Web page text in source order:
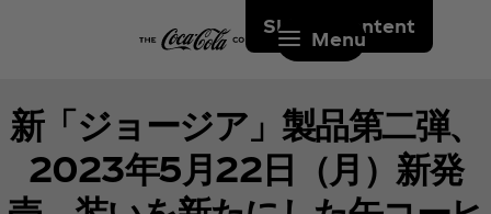
Skip to content
Menu
新「ジョージア」製品第二弾、
2023年5月22日（月）新発